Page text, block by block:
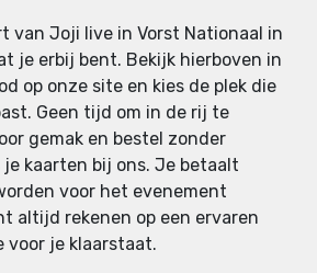
van Joji live in Vorst Nationaal in
je erbij bent. Bekijk hierboven in
op onze site en kies de plek die
Geen tijd om in de rij te
gemak en bestel zonder
kaarten bij ons. Je betaalt
voor het evenement
altijd rekenen op een ervaren
voor je klaarstaat.